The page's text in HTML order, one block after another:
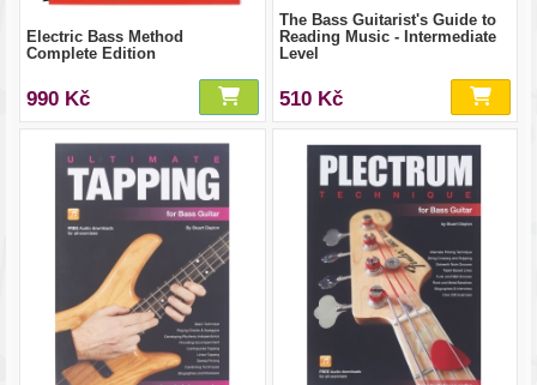
Electric Bass Method
Complete Edition
990 Kč
The Bass Guitarist's Guide to
Reading Music - Intermediate
Level
510 Kč